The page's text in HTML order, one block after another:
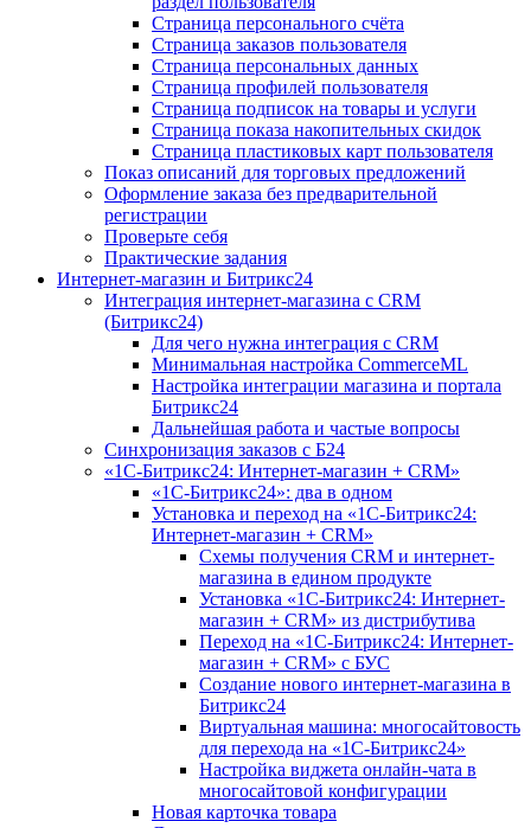
Страница персонального счёта
Страница заказов пользователя
Страница персональных данных
Страница профилей пользователя
Страница подписок на товары и услуги
Страница показа накопительных скидок
Страница пластиковых карт пользователя
Показ описаний для торговых предложений
Оформление заказа без предварительной
регистрации
Проверьте себя
Практические задания
Интернет-магазин и Битрикс24
Интеграция интернет-магазина с CRM
(Битрикс24)
Для чего нужна интеграция с CRM
Минимальная настройка CommerceML
Настройка интеграции магазина и портала
Битрикс24
Дальнейшая работа и частые вопросы
Синхронизация заказов с Б24
«1С-Битрикс24: Интернет-магазин + CRM»
«1С-Битрикс24»: два в одном
Установка и переход на «1С-Битрикс24:
Интернет-магазин + CRM»
Схемы получения CRM и интернет-
магазина в едином продукте
Установка «1С-Битрикс24: Интернет-
магазин + CRM» из дистрибутива
Переход на «1С-Битрикс24: Интернет-
магазин + CRM» с БУС
Создание нового интернет-магазина в
Битрикс24
Виртуальная машина: многосайтовость
для перехода на «1С-Битрикс24»
Настройка виджета онлайн-чата в
многосайтовой конфигурации
Новая карточка товара